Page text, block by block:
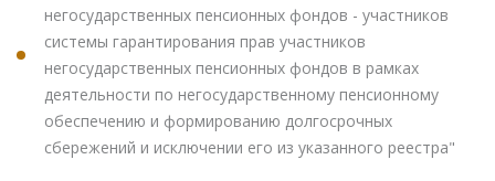
негосударственных пенсионных фондов - участников
системы гарантирования прав участников
негосударственных пенсионных фондов в рамках
деятельности по негосударственному пенсионному
обеспечению и формированию долгосрочных
сбережений и исключении его из указанного реестра"